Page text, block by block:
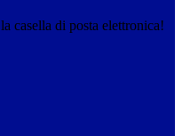
casella di posta elettronica!